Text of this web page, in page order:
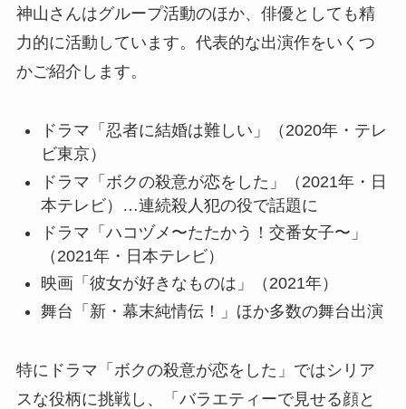
神山さんはグループ活動のほか、俳優としても精
力的に活動しています。代表的な出演作をいくつ
かご紹介します。
ドラマ「忍者に結婚は難しい」（2020年・テレ
ビ東京）
ドラマ「ボクの殺意が恋をした」（2021年・日
本テレビ）…連続殺人犯の役で話題に
ドラマ「ハコヅメ〜たたかう！交番女子〜」
（2021年・日本テレビ）
映画「彼女が好きなものは」（2021年）
舞台「新・幕末純情伝！」ほか多数の舞台出演
特にドラマ「ボクの殺意が恋をした」ではシリア
スな役柄に挑戦し、「バラエティーで見せる顔と